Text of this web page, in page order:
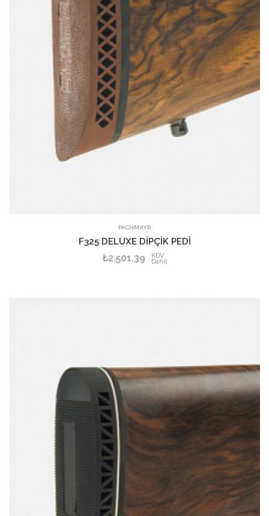
PACHMAYR
F325 DELUXE DİPÇİK PEDİ
₺2.501,39 KDV
Dahil